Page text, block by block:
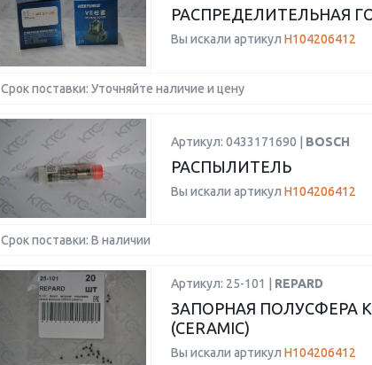
РАСПРЕДЕЛИТЕЛЬНАЯ
Вы искали артикул H104206412
Срок поставки: Уточняйте наличие и цену
Артикул: 0433171690 | BOSCH
РАСПЫЛИТЕЛЬ
Вы искали артикул H104206412
Срок поставки: В наличии
Артикул: 25-101 | REPARD
ЗАПОРНАЯ ПОЛУСФЕРА
(CERAMIC)
Вы искали артикул H104206412